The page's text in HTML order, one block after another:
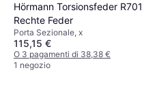
Hörmann Torsionsfeder R701
Rechte Feder
Porta Sezionale, x
115,15 €
O 3 pagamenti di 38,38 €
1 negozio